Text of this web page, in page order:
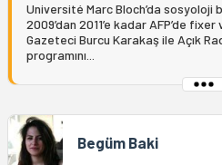
Université Marc Bloch’da sosyoloji
2009’dan 2011’e kadar AFP’de
Gazeteci Burcu Karakaş ile Açık
programını...
Begüm Baki